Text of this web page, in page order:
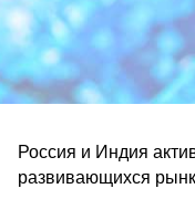
Россия и Индия
развивающихся